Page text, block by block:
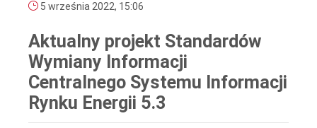
5 września 2022, 15:06
Aktualny projekt Standardów
Wymiany Informacji
Centralnego Systemu Informacji
Rynku Energii 5.3